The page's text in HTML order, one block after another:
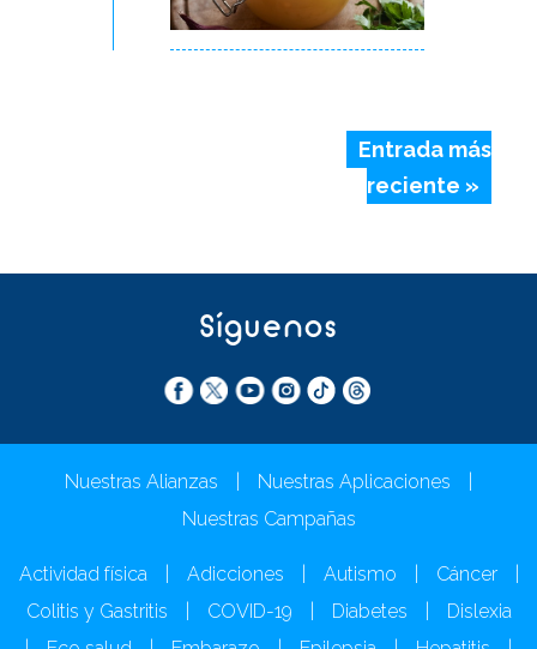
Entrada más
reciente »
Síguenos
Nuestras Alianzas Nuestras Aplicaciones
Nuestras Campañas
Actividad física Adicciones Autismo Cáncer
Colitis y Gastritis
COVID-19 Diabetes
Dislexia